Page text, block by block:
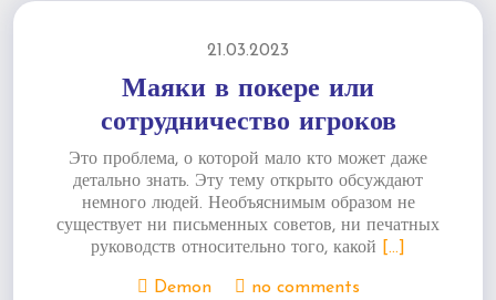
21.03.2023
Маяки в покере или
сотрудничество игроков
Это проблема, о которой мало кто может даже
детально знать. Эту тему открыто обсуждают
немного людей. Необъяснимым образом не
существует ни письменных советов, ни печатных
руководств относительно того, какой
[...]
Demon no comments